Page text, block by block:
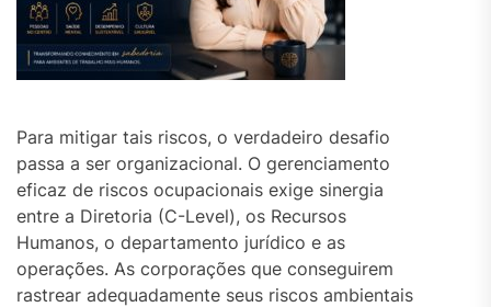
Para mitigar tais riscos, o verdadeiro desafio
passa a ser organizacional. O gerenciamento
eficaz de riscos ocupacionais exige sinergia
entre a Diretoria (C-Level), os Recursos
Humanos, o departamento jurídico e as
operações. As corporações que conseguirem
rastrear adequadamente seus riscos ambientais